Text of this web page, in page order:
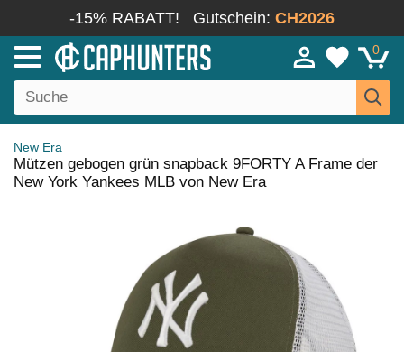
-15% RABATT! Gutschein: CH2026
0
New Era
Mützen gebogen grün snapback 9FORTY A Frame der
New York Yankees MLB von New Era